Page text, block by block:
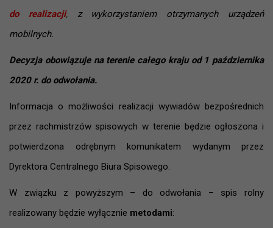
do realizacji, z wykorzystaniem otrzymanych urządzeń
mobilnych.
Decyzja obowiązuje na terenie całego kraju od 1 października
2020 r. do odwołania.
Informacja o możliwości realizacji wywiadów bezpośrednich
przez rachmistrzów spisowych w terenie będzie ogłoszona i
potwierdzona odrębnym komunikatem wydanym przez
Dyrektora Centralnego Biura Spisowego.
W związku z powyższym – do odwołania – spis rolny
realizowany będzie wyłącznie metodami: